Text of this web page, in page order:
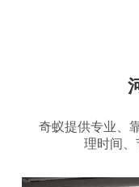
奇蚁提供专业、
理时间、